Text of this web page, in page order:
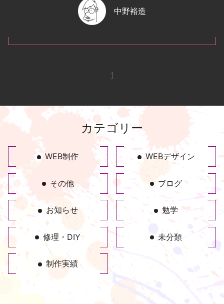
中野裕造
1
カテゴリー
WEB制作 WEBデザイン
その他 ブログ
お知らせ 勉学
修理・DIY 未分類
制作実績